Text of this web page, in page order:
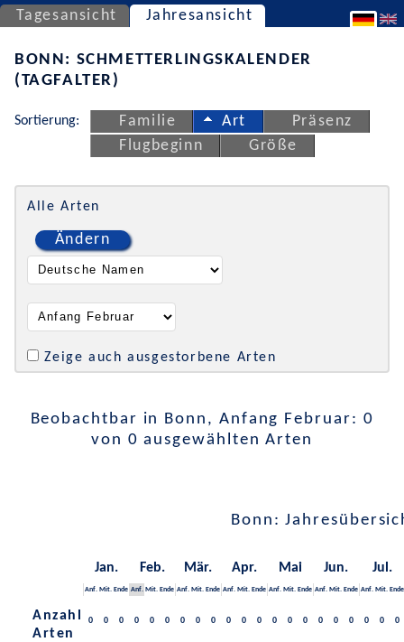
Tagesansicht Jahresansicht
BONN: SCHMETTERLINGSKALENDER
(TAGFALTER)
Sortierung: Familie Art
Präsenz
Flugbeginn
Größe
Alle Arten
Ändern
Zeige auch ausgestorbene Arten
Beobachtbar in Bonn, Anfang Februar: 0
von 0 ausgewählten Arten
Bonn:
Jan. Feb. Mär. Apr. Mai Jun. Jul.
Anf. Mit. Ende Anf. Mit. Ende Anf. Mit. Ende Anf. Mit. Ende Anf. Mit. Ende Anf. Mit. Ende Anf. Mit. Ende
Anzahl
Arten
0 0 0 0 0 0 0 0 0 0 0 0 0 0 0 0 0 0 0 0 0